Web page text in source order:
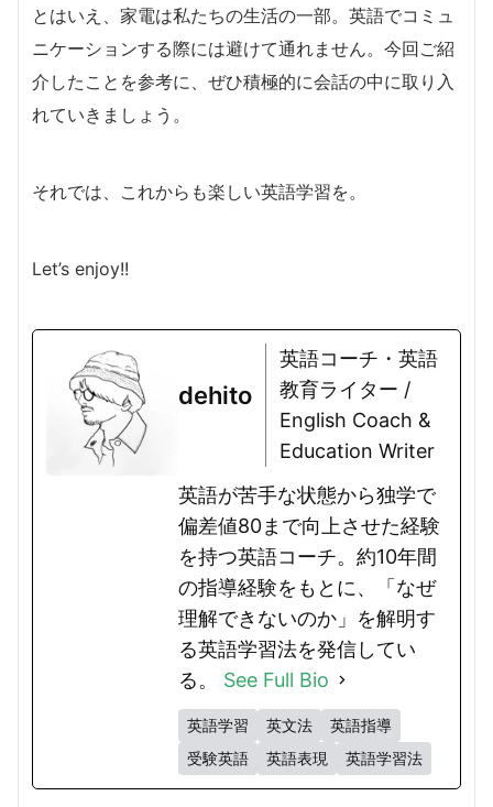
とはいえ、家電は私たちの生活の一部。英語でコミュ
ニケーションする際には避けて通れません。今回ご紹
介したことを参考に、ぜひ積極的に会話の中に取り入
れていきましょう。
それでは、これからも楽しい英語学習を。
Let’s enjoy!!
dehito
英語コーチ・英語
教育ライター /
English Coach &
Education Writer
英語が苦手な状態から独学で
偏差値80まで向上させた経験
を持つ英語コーチ。約10年間
の指導経験をもとに、「なぜ
理解できないのか」を解明す
る英語学習法を発信してい
る。 See Full Bio
英語学習 英文法
英語指導
受験英語
英語表現 英語学習法